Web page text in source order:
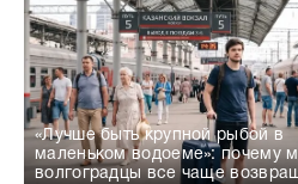
«Лучше быть крупной рыбой в
маленьком водоеме»: почему
волгоградцы все чаще